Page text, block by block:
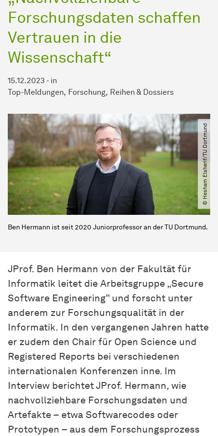
Forschungsdaten schaffen
Vertrauen in die
Wissenschaft“
15.12.2023 - in
Top-Meldungen Forschung Reihen & Dossiers
© Hesham Elsherif​/​TU Dortmund
Ben Hermann ist seit 2020 Juniorprofessor an der TU Dortmund.
JProf. Ben Hermann von der Fakultät für
Informatik leitet die Arbeitsgruppe „Secure
Software Engineering“ und forscht unter
anderem zur Forschungsqualität in der
Informatik. In den vergangenen Jahren hatte
er zudem den Chair für Open Science und
Registered Reports bei verschiedenen
internationalen Konferenzen inne. Im
Interview berichtet JProf. Hermann, wie
nachvollziehbare Forschungsdaten und
Artefakte – etwa Softwarecodes oder
Prototypen – aus dem Forschungsprozess